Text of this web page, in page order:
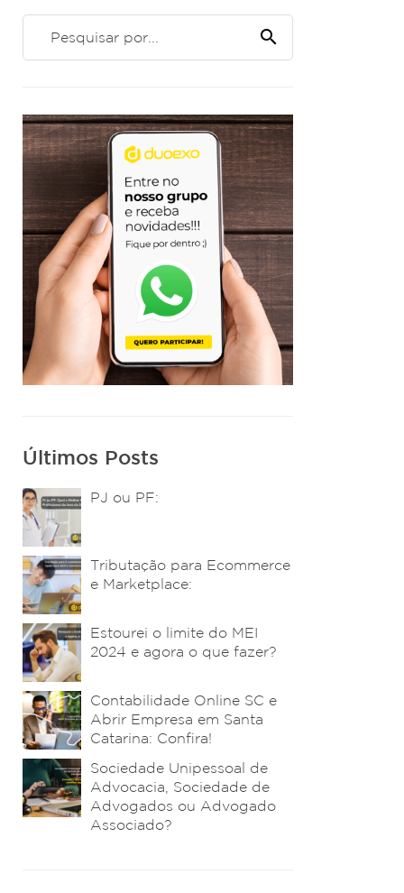
search
Últimos Posts
PJ ou PF:
Tributação para Ecommerce
e Marketplace:
Estourei o limite do MEI
2024 e agora o que fazer?
Contabilidade Online SC e
Abrir Empresa em Santa
Catarina: Confira!
Sociedade Unipessoal de
Advocacia, Sociedade de
Advogados ou Advogado
Associado?